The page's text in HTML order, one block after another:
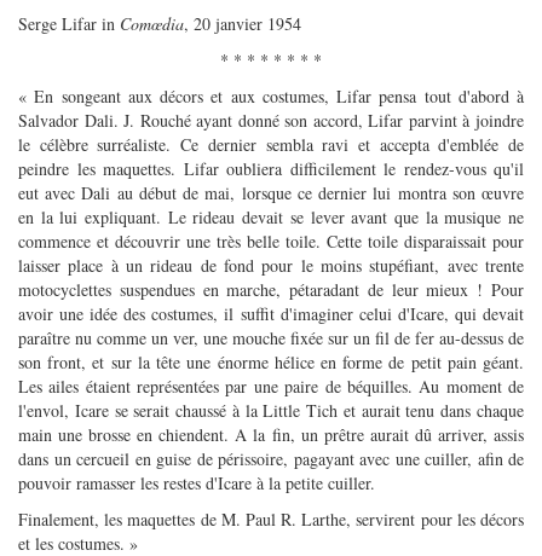
Serge Lifar in Comœdia, 20 janvier 1954
* * * * * * * *
« En songeant aux décors et aux costumes, Lifar pensa tout d'abord à
Salvador Dali. J. Rouché ayant donné son accord, Lifar parvint à joindre
le célèbre surréaliste. Ce dernier sembla ravi et accepta d'emblée de
peindre les maquettes. Lifar oubliera difficilement le rendez-vous qu'il
eut avec Dali au début de mai, lorsque ce dernier lui montra son œuvre
en la lui expliquant. Le rideau devait se lever avant que la musique ne
commence et découvrir une très belle toile. Cette toile disparaissait pour
laisser place à un rideau de fond pour le moins stupéfiant, avec trente
motocyclettes suspendues en marche, pétaradant de leur mieux ! Pour
avoir une idée des costumes, il suffit d'imaginer celui d'Icare, qui devait
paraître nu comme un ver, une mouche fixée sur un fil de fer au-dessus de
son front, et sur la tête une énorme hélice en forme de petit pain géant.
Les ailes étaient représentées par une paire de béquilles. Au moment de
l'envol, Icare se serait chaussé à la Little Tich et aurait tenu dans chaque
main une brosse en chiendent. A la fin, un prêtre aurait dû arriver, assis
dans un cercueil en guise de périssoire, pagayant avec une cuiller, afin de
pouvoir ramasser les restes d'Icare à la petite cuiller.
Finalement, les maquettes de M. Paul R. Larthe, servirent pour les décors
et les costumes. »